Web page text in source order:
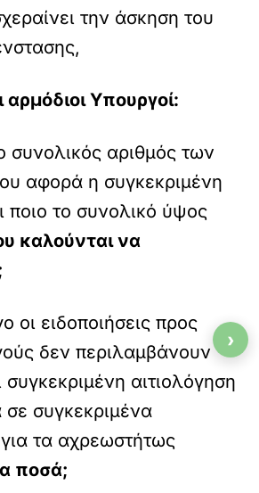
την άσκηση του
Υπουργοί:
συνολικός αριθμός των
αφορά η συγκεκριμένη
ποιο το συνολικό ύψος
καλούνται να
οι ειδοποιήσεις προς
δεν περιλαμβάνουν
συγκεκριμένη αιτιολόγηση
συγκεκριμένα
τα αχρεωστήτως
ποσά;
›